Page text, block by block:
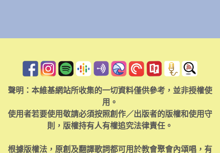
聲明：本維基網站所收集的一切資料僅供參考，並非授權使
用。
使用者若要使用敬請必須按照創作／出版者的版權和使用守
則，版權持有人有權追究法律責任。
根據版權法，原創及翻譯歌詞都可用於教會聚會內頌唱，有